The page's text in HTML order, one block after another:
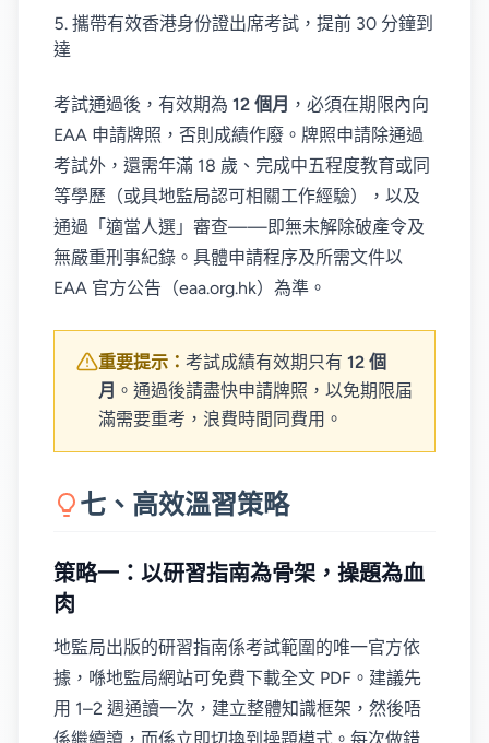
攜帶有效香港身份證出席考試，提前 30 分鐘到
達
考試通過後，有效期為 12 個月 ，必須在期限內向
EAA 申請牌照，否則成績作廢。牌照申請除通過
考試外，還需年滿 18 歲、完成中五程度教育或同
等學歷（或具地監局認可相關工作經驗），以及
通過「適當人選」審查——即無未解除破產令及
無嚴重刑事紀錄。具體申請程序及所需文件以
EAA 官方公告（eaa.org.hk）為準。
重要提示： 考試成績有效期只有 12 個
月 。通過後請盡快申請牌照，以免期限届
滿需要重考，浪費時間同費用。
七、高效溫習策略
策略一：以研習指南為骨架，操題為血
肉
地監局出版的研習指南係考試範圍的唯一官方依
據，喺地監局網站可免費下載全文 PDF。建議先
用 1–2 週通讀一次，建立整體知識框架，然後唔